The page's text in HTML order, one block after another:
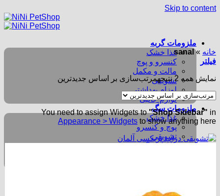
Skip to content
ملزومات گربه
غذا خشک
کنسرو و پوچ
مالت و مکمل
تشویقی
لوزام بهداشتی
لوازم جانبی
ملزومات سگ
غذا خشک
پوچ و کنسرو
تشویقی
مکمل سگ
خانه »
sanal
فیلتر
نمایش همه 2 نتیجه مرتب‌سازی بر اساس جدیدترین
You need to assign Widgets to"Shop Sidebar" in
Appearance > Widgets to show anything here